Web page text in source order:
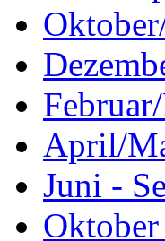
April/
Juni -